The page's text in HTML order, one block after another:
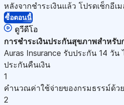
หลังจากชำระเงินแล้ว โปรดเช็กอี
ซื้อตอนนี้
ดูวีดีโอ
การชำระเงินประกันสุขภาพสำหรับ
Auras Insurance รับประกัน 14 วั
ประกันคืนเงิน
1
คำนวณค่าใช้จ่ายของกรมธรรม์ด้ว
2